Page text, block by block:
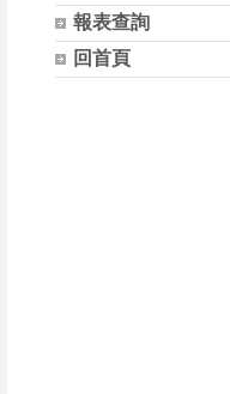
報表查詢
回首頁